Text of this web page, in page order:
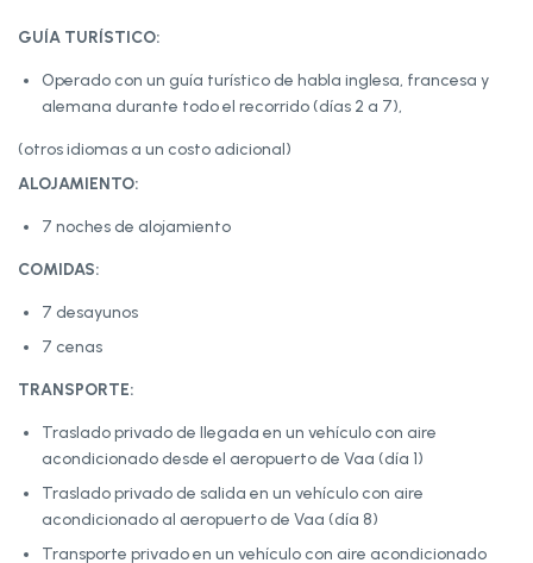
GUÍA TURÍSTICO:
Operado con un guía turístico de habla inglesa, francesa y
alemana durante todo el recorrido (días 2 a 7),
(otros idiomas a un costo adicional)
ALOJAMIENTO:
7 noches de alojamiento
COMIDAS:
7 desayunos
7 cenas
TRANSPORTE:
Traslado privado de llegada en un vehículo con aire
acondicionado desde el aeropuerto de Vaa (día 1)
Traslado privado de salida en un vehículo con aire
acondicionado al aeropuerto de Vaa (día 8)
Transporte privado en un vehículo con aire acondicionado